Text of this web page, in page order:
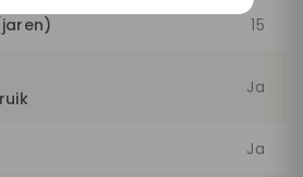
15
Ja
Ja